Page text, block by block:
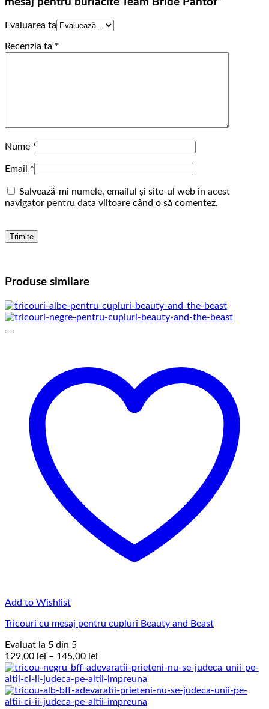
Evaluarea ta
Recenzia ta *
Nume *
Email *
Salvează-mi numele, emailul și site-ul web în acest
navigator pentru data viitoare când o să comentez.
Produse similare
Add to Wishlist
Tricouri cu mesaj pentru cupluri Beauty and Beast
Evaluat la 5 din 5
129,00 lei – 145,00 lei
de
prețuri:
129,00 lei
până